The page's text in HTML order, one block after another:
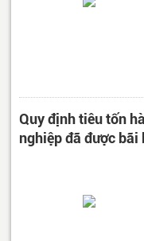
Quy định tiêu tốn
nghiệp đã được bãi